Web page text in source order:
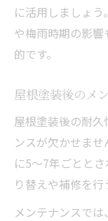
に活用しましょ
や梅雨時期の影
的です。
屋根塗装後のメ
屋根塗装後の耐
ンスが欠かせま
に5～7年ごとと
り替えや補修を行
メンテナンスで